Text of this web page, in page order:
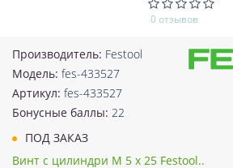
0 отзывов
Производитель: Festool
Модель: fes-433527
Артикул: fes-433527
Бонусные баллы: 22
ПОД ЗАКАЗ
Винт с цилиндри M 5 x 25 Festool..